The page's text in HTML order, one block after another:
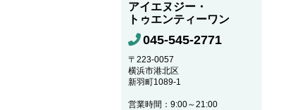
アイエヌジー・
トゥエンティーワン
045-545-2771
〒223-0057
横浜市港北区
新羽町1089-1
営業時間：9:00～21:00